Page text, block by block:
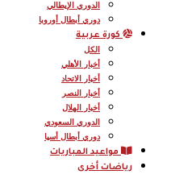
الدوري الإيطالي
دوري أبطال أوروبا
كورة عربية
الكل
أخبار الأهلي
أخبار الاتحاد
أخبار النصر
أخبار الهلال
الدوري السعودي
دوري أبطال أسيا
مواعيد المباريات
رياضات أخرى